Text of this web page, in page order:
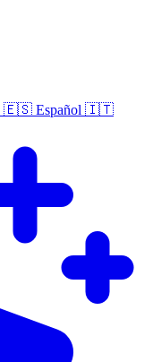
🇪🇸 Español 🇮🇹